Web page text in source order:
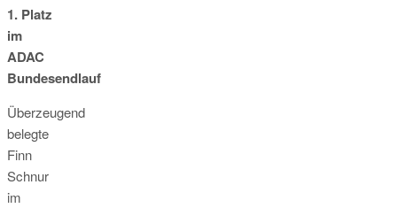
1. Platz
im
ADAC
Bundesendlauf
Überzeugend
belegte
Finn
Schnur
im